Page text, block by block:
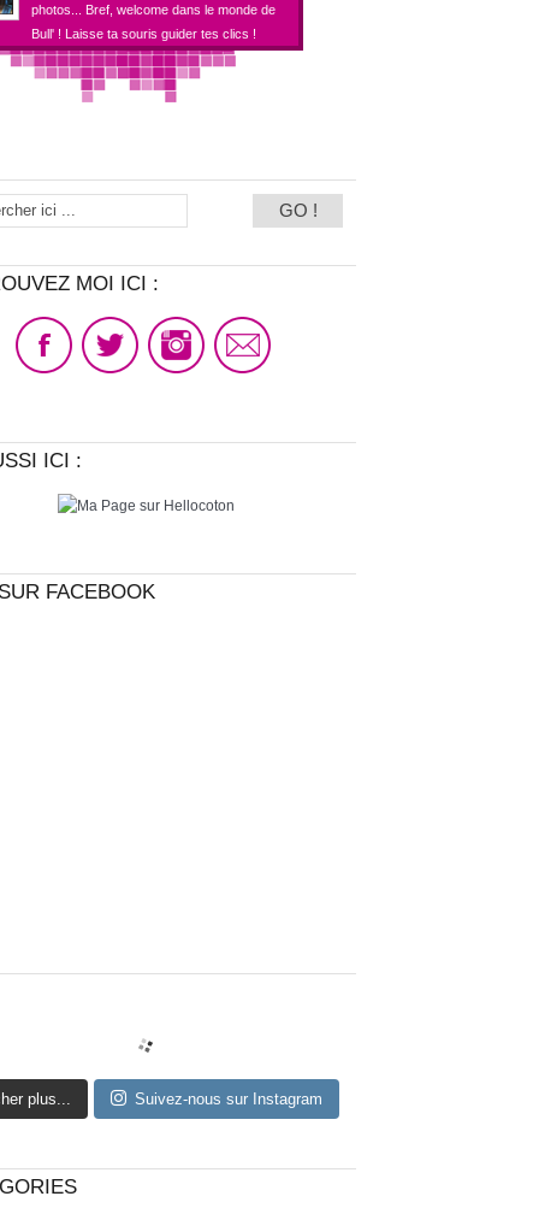
photos... Bref, welcome dans le monde de
Bull' ! Laisse ta souris guider tes clics !
MOI ICI :
ICI :
FACEBOOK
plus... Suivez-nous sur Instagram